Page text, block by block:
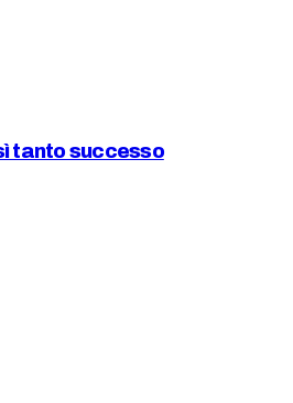
tanto successo